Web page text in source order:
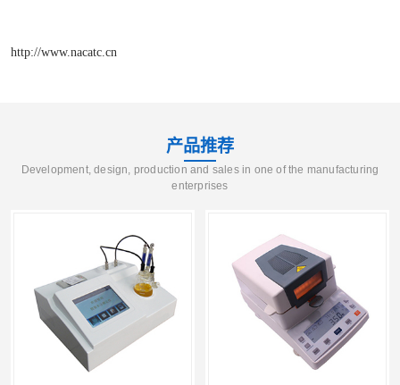
http://www.nacatc.cn
产品推荐
Development, design, production and sales in one of the manufacturing
enterprises